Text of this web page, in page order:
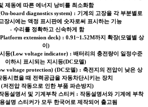
제동에 따른 에너지 낭비를 최소화함
board diagnostics system) : 기계의 고장을 각 부분별로
장시에는 액정 표시판에 숫자로써 표시하는 기능
- 수리를 정확하고 신속하게 함
extension deck) : 0.91~1.52M까지 확장(모델별 상
이)
등(Low voltage indicator) : 배터리의 충전량이 일정수준
이하시 표시되는 지시등(DC모델)
voltage protection) (DC모델) : 축전지의 전압이 낮은 상
동시켰을 때 전력공급을 자동차단시키는 장치
(저전압 작동으로 인한 부품 파손방지)
동설명서 및 기계부착 스티커 : 작동설명서와 기계에 부착
설명 스티커가 모두 한국어로 제작되어 출고됨